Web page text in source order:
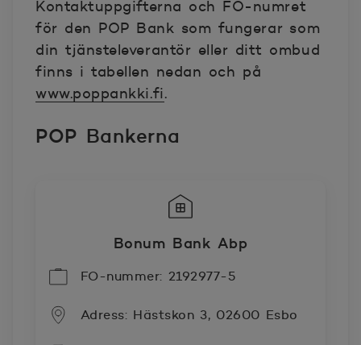
Kontaktuppgifterna och FO-numret
för den POP Bank som fungerar som
din tjänsteleverantör eller ditt ombud
finns i tabellen nedan och på
www.poppankki.fi.
POP Bankerna
Bonum Bank Abp
FO-nummer: 2192977-5
Adress: Hästskon 3, 02600 Esbo